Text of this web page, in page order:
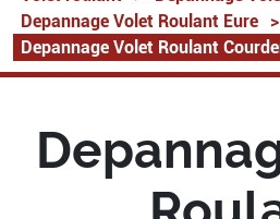
Depannage Volet Roulant Eure
>
Depannage Volet Roulant